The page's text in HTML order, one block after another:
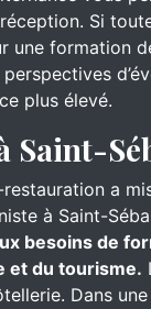
Si
une formation
plus élevé.
Saint-
a
à Saint-
besoins de
et du tourisme.
Dans